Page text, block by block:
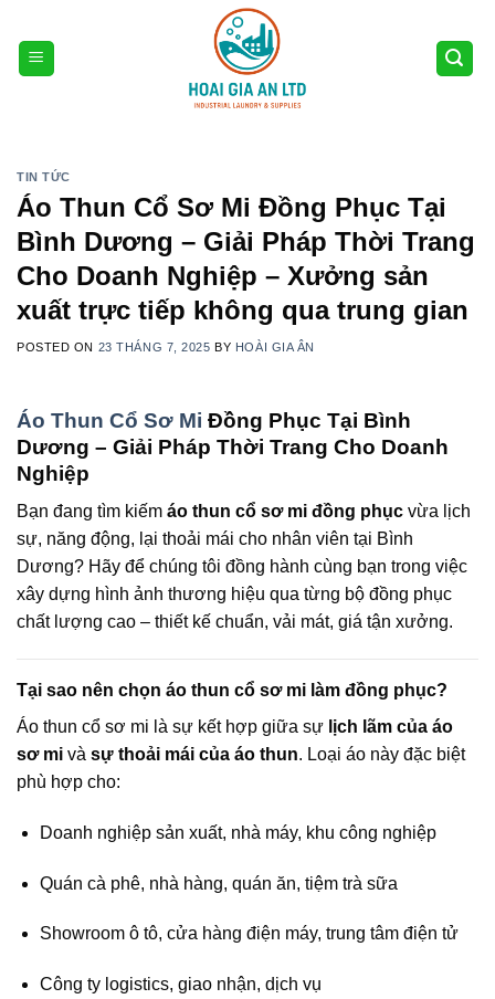
content
TIN TỨC
Áo Thun Cổ Sơ Mi Đồng Phục Tại
Bình Dương – Giải Pháp Thời Trang
Cho Doanh Nghiệp – Xưởng sản
xuất trực tiếp không qua trung gian
POSTED ON 23 THÁNG 7, 2025 BY HOÀI GIA ÂN
Áo Thun Cổ Sơ Mi Đồng Phục Tại Bình
Dương – Giải Pháp Thời Trang Cho Doanh
Nghiệp
Bạn đang tìm kiếm áo thun cổ sơ mi đồng phục vừa lịch
sự, năng động, lại thoải mái cho nhân viên tại Bình
Dương? Hãy để chúng tôi đồng hành cùng bạn trong việc
xây dựng hình ảnh thương hiệu qua từng bộ đồng phục
chất lượng cao – thiết kế chuẩn, vải mát, giá tận xưởng.
Tại sao nên chọn áo thun cổ sơ mi làm đồng phục?
Áo thun cổ sơ mi là sự kết hợp giữa sự lịch lãm của áo
sơ mi và sự thoải mái của áo thun. Loại áo này đặc biệt
phù hợp cho:
Doanh nghiệp sản xuất, nhà máy, khu công nghiệp
Quán cà phê, nhà hàng, quán ăn, tiệm trà sữa
Showroom ô tô, cửa hàng điện máy, trung tâm điện tử
Công ty logistics, giao nhận, dịch vụ